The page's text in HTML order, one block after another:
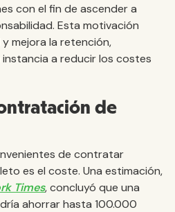
con el fin de ascender a
Esta motivación
mejora la retención,
a reducir los costes
de
de contratar
es el coste. Una estimación,
Times, concluyó que una
ahorrar hasta 100.000